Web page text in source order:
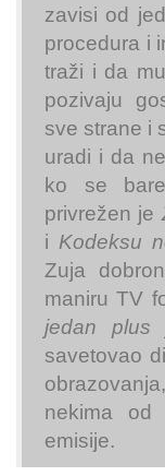
zavisi od
procedura i
traži i da
pozivaju
sve strane i
uradi i da
ko se
privrežen je
i Kodeksu
Zuja
maniru TV
jedan plus
savetovao
nekima od
emisije.